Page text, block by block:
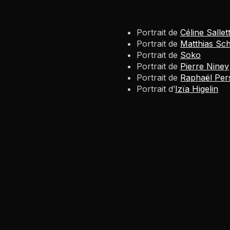
Portrait de Céline
Portrait de Matthias
Portrait de Soko
Portrait de Pierre Niney
Portrait de Raphaël
Portrait d’Izïa Higelin